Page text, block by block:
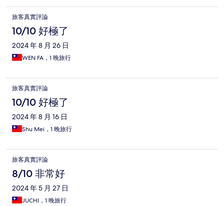
旅客真實評論
10/10 好極了
2024 年 8 月 26 日
WEN FA，1 晚旅行
旅客真實評論
10/10 好極了
2024 年 8 月 16 日
Shu Mei，1 晚旅行
旅客真實評論
8/10 非常好
2024 年 5 月 27 日
JUCHI，1 晚旅行